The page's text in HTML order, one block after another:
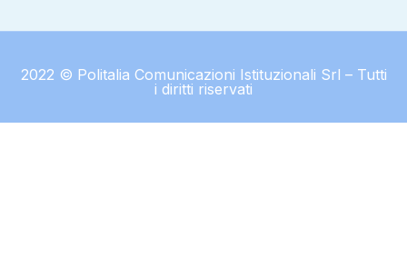
2022 © Politalia Comunicazioni Istituzionali Srl – Tutti
i diritti riservati